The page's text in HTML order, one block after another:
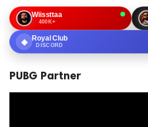
Wiissttaa
400K+
◆ Royal Club
DISCORD
PUBG‬ Partner